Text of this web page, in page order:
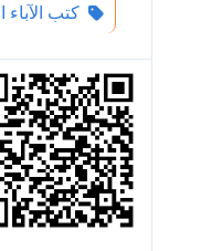
كتب الآباء